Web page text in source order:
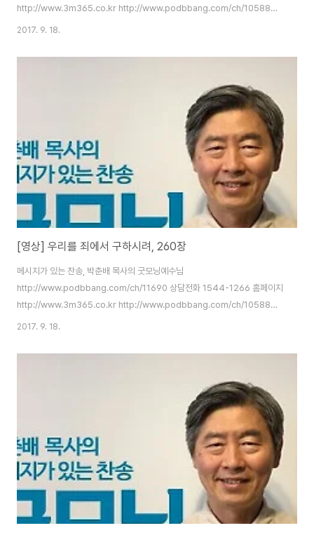
http://www.3m365.co.kr http://www.podbbang.com/ch/10588
http://www.podbbang.com/ch/11491
2017. 9. 18.
[영상] 우리를 죄에서 구하시려, 260장
메시지가 있는 찬송, 박춘배 목사의 굿모닝예수님
http://www.podbbang.com/ch/11690 상담전화 1544-1266 홈페이지
http://www.3m365.co.kr http://www.podbbang.com/ch/10588
http://www.podbbang.com/ch/11491
2017. 9. 18.